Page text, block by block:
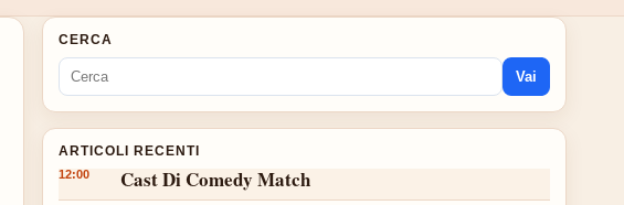
CERCA
Vai
ARTICOLI RECENTI
12:00 Cast Di Comedy Match